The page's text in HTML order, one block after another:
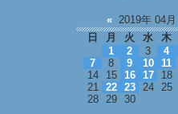
« 2019年 04月
日
月 火 水 木
1
2 3 4
7
8 9 10 11
14
15 16 17 18
21
22 23 24 25
28
29 30